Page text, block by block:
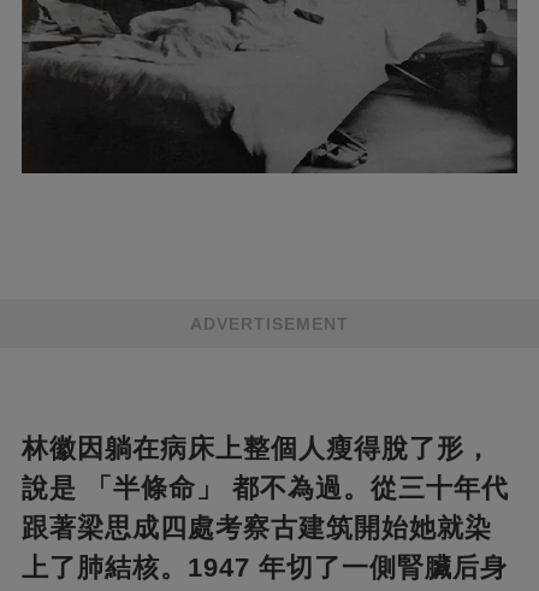
ADVERTISEMENT
林徽因躺在病床上整個人瘦得脫了形，
說是 「半條命」 都不為過。從三十年代
跟著梁思成四處考察古建筑開始她就染
上了肺結核。1947 年切了一側腎臟后身